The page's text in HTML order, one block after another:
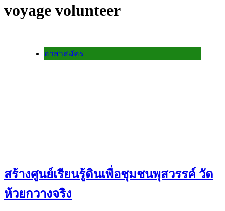
voyage volunteer
อาสาสมัคร
สร้างศูนย์เรียนรู้ดินเพื่อชุมชนพุสวรรค์ วัด
ห้วยกวางจริง